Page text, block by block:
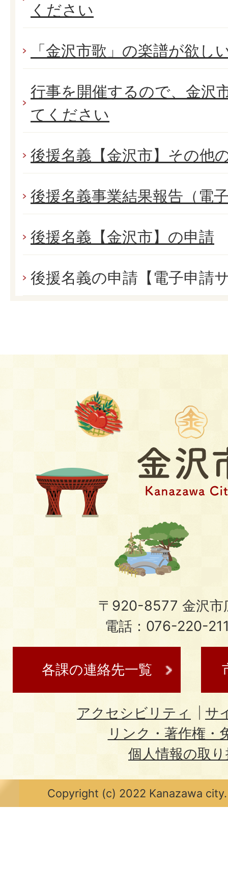
ください
「金沢市歌」の楽譜が欲し
行事を開催するので、金沢
てください
後援名義【金沢市】その他
後援名義事業結果報告（電
後援名義【金沢市】の申請
後援名義の申請【電子申請
〒920-8577 金沢市
電話：076-220-
各課の連絡先一覧
アクセシビリティ
サ
リンク・著作権・
個人情報の取
Copyright (c) 2022 Kanazawa